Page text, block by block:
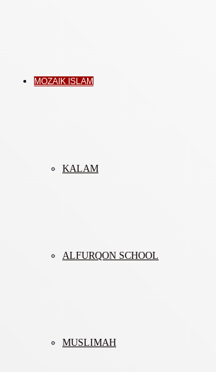
MOZAIK ISLAM
KALAM
ALFURQON SCHOOL
MUSLIMAH